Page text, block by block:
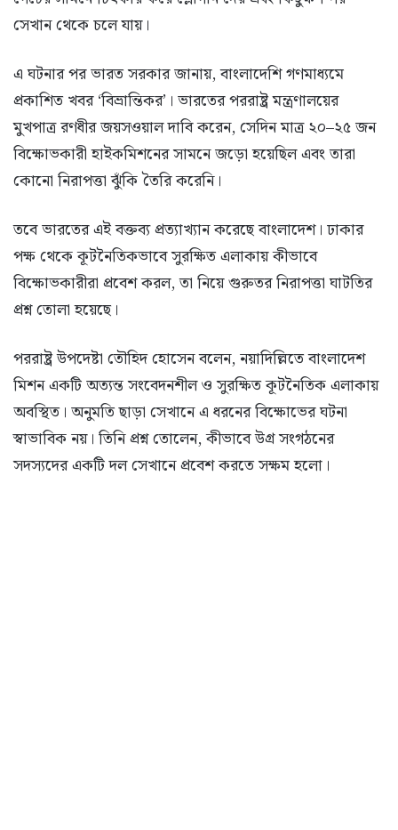
সেখান থেকে চলে যায়।
এ ঘটনার পর ভারত সরকার জানায়, বাংলাদেশি গণমাধ্যমে
প্রকাশিত খবর ‘বিভ্রান্তিকর’। ভারতের পররাষ্ট্র মন্ত্রণালয়ের
মুখপাত্র রণধীর জয়সওয়াল দাবি করেন, সেদিন মাত্র ২০–২৫ জন
বিক্ষোভকারী হাইকমিশনের সামনে জড়ো হয়েছিল এবং তারা
কোনো নিরাপত্তা ঝুঁকি তৈরি করেনি।
তবে ভারতের এই বক্তব্য প্রত্যাখ্যান করেছে বাংলাদেশ। ঢাকার
পক্ষ থেকে কূটনৈতিকভাবে সুরক্ষিত এলাকায় কীভাবে
বিক্ষোভকারীরা প্রবেশ করল, তা নিয়ে গুরুতর নিরাপত্তা ঘাটতির
প্রশ্ন তোলা হয়েছে।
পররাষ্ট্র উপদেষ্টা তৌহিদ হোসেন বলেন, নয়াদিল্লিতে বাংলাদেশ
মিশন একটি অত্যন্ত সংবেদনশীল ও সুরক্ষিত কূটনৈতিক এলাকায়
অবস্থিত। অনুমতি ছাড়া সেখানে এ ধরনের বিক্ষোভের ঘটনা
স্বাভাবিক নয়। তিনি প্রশ্ন তোলেন, কীভাবে উগ্র সংগঠনের
সদস্যদের একটি দল সেখানে প্রবেশ করতে সক্ষম হলো।